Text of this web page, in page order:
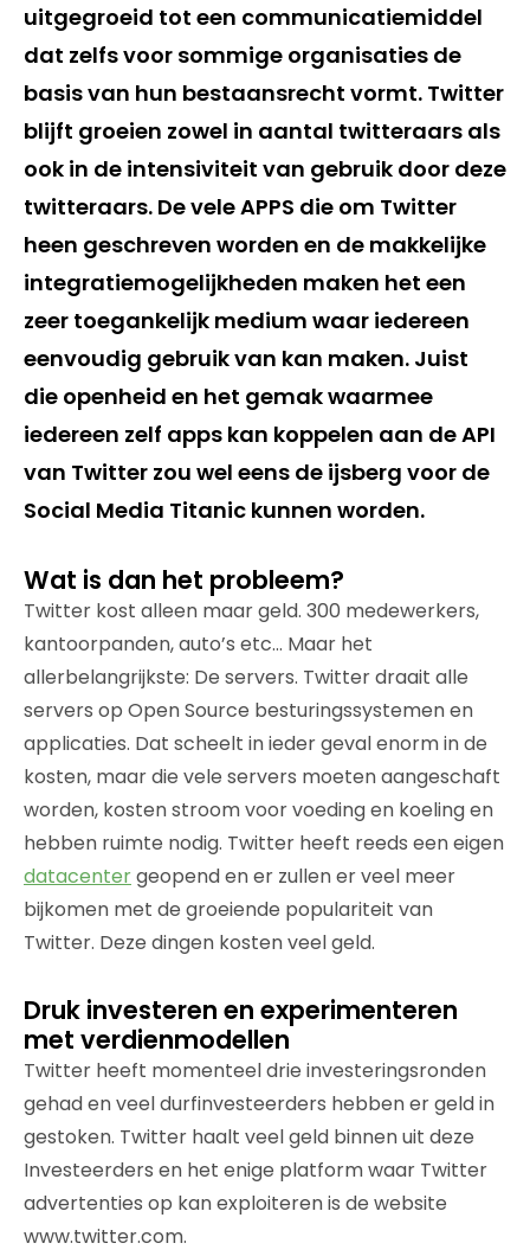
uitgegroeid tot een communicatiemiddel
dat zelfs voor sommige organisaties de
basis van hun bestaansrecht vormt. Twitter
blijft groeien zowel in aantal twitteraars als
ook in de intensiviteit van gebruik door deze
twitteraars. De vele APPS die om Twitter
heen geschreven worden en de makkelijke
integratiemogelijkheden maken het een
zeer toegankelijk medium waar iedereen
eenvoudig gebruik van kan maken. Juist
die openheid en het gemak waarmee
iedereen zelf apps kan koppelen aan de API
van Twitter zou wel eens de ijsberg voor de
Social Media Titanic kunnen worden.
Wat is dan het probleem?
Twitter kost alleen maar geld. 300 medewerkers,
kantoorpanden, auto’s etc… Maar het
allerbelangrijkste: De servers. Twitter draait alle
servers op Open Source besturingssystemen en
applicaties. Dat scheelt in ieder geval enorm in de
kosten, maar die vele servers moeten aangeschaft
worden, kosten stroom voor voeding en koeling en
hebben ruimte nodig. Twitter heeft reeds een eigen
datacentergeopend en er zullen er veel meer
bijkomen met de groeiende populariteit van
Twitter. Deze dingen kosten veel geld.
Druk investeren en experimenteren
met verdienmodellen
Twitter heeft momenteel drie investeringsronden
gehad en veel durfinvesteerders hebben er geld in
gestoken. Twitter haalt veel geld binnen uit deze
Investeerders en het enige platform waar Twitter
advertenties op kan exploiteren is de website
www.twitter.com.